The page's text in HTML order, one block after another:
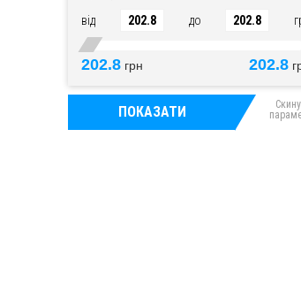
від до
202.8 грн 202.8
ПОКАЗАТИ